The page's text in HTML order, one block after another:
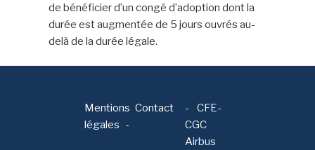
de bénéficier d’un congé d’adoption dont la
durée est augmentée de 5 jours ouvrés au-
delà de la durée légale.
Mentions
légales
Contact -
CFE-
CGC
Airbus